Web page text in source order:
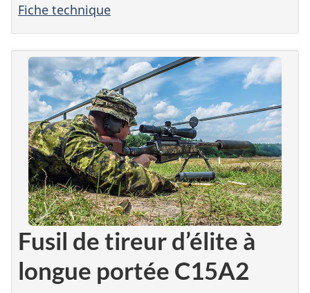
Fiche technique
Fusil de tireur d’élite à
longue portée C15A2